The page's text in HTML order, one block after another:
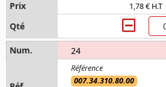
1,78 € H.T
24
007.34.310.80.00